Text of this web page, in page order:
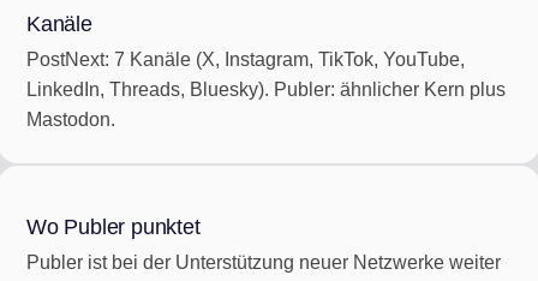
Kanäle
PostNext: 7 Kanäle (X, Instagram, TikTok, YouTube,
LinkedIn, Threads, Bluesky). Publer: ähnlicher Kern plus
Mastodon.
Wo Publer punktet
Publer ist bei der Unterstützung neuer Netzwerke weiter